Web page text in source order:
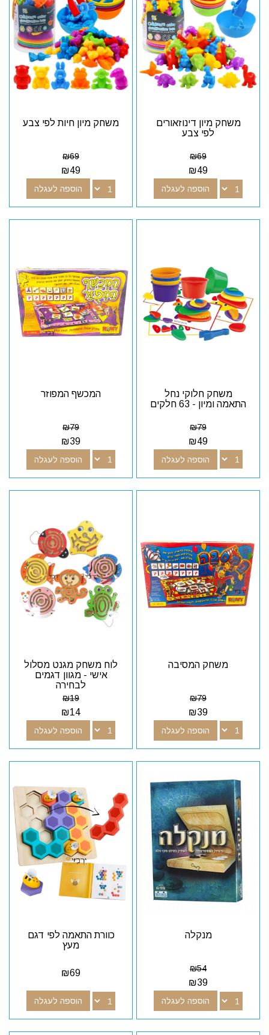
משחק מיון דינוזאורים
לפי צבע
₪69
₪49
הוספה לעגלה
משחק מיון חיות לפי צבע
₪69
₪49
הוספה לעגלה
משחק חלוקי נחל
התאמה ומיון - 63 חלקים
₪79
₪49
הוספה לעגלה
המכשף המפוזר
₪79
₪39
הוספה לעגלה
משחק המסיבה
₪79
₪39
הוספה לעגלה
לוח משחק מגנט מסלול
אישי - מגוון דגמים
לבחירה
₪19
₪14
הוספה לעגלה
מנקלה
₪54
₪39
הוספה לעגלה
כוורת התאמה לפי דגם
מעץ
₪69
הוספה לעגלה